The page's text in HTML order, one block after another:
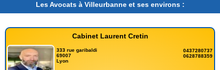
Les Avocats à Villeurbanne et ses environs :
Cabinet Laurent Cretin
333 rue garibaldi
69007
Lyon
0437280737
0628788359